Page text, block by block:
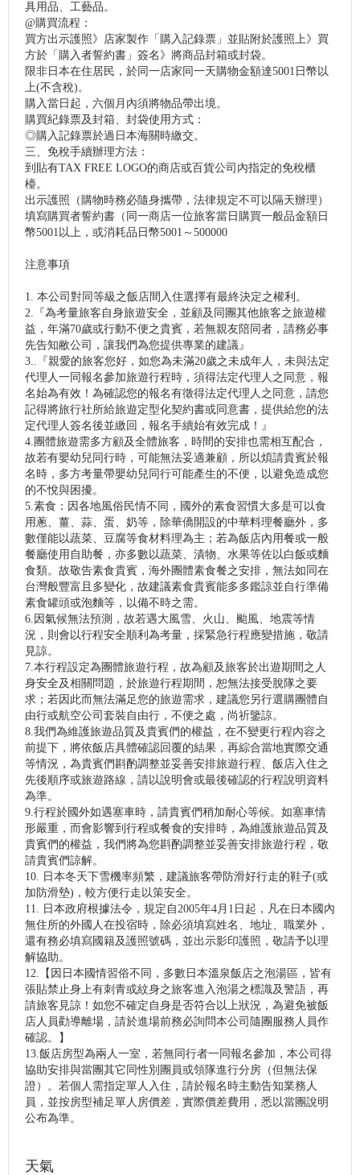
具用品、工藝品。
@購買流程：
買方出示護照》店家製作「購入記錄票」並貼附於護照上》買
方於「購入者誓約書」簽名》將商品封箱或封袋。
限非日本在住居民，於同一店家同一天購物金額達5001日幣以
上(不含稅)。
購入當日起，六個月內須將物品帶出境。
購買紀錄票及封箱、封袋使用方式：
◎購入記錄票於過日本海關時繳交。
三、免稅手續辦理方法：
到貼有TAX FREE LOGO的商店或百貨公司內指定的免稅櫃
檯。
出示護照（購物時務必隨身攜帶，法律規定不可以隔天辦理）
填寫購買者誓約書（同一商店一位旅客當日購買一般品金額日
幣5001以上，或消耗品日幣5001～500000
注意事項
1. 本公司對同等級之飯店間入住選擇有最終決定之權利。
2.『為考量旅客自身旅遊安全，並顧及同團其他旅客之旅遊權
益，年滿70歲或行動不便之貴賓，若無親友陪同者，請務必事
先告知敝公司，讓我們為您提供專業的建議』
3..『親愛的旅客您好，如您為未滿20歲之未成年人，未與法定
代理人一同報名參加旅遊行程時，須得法定代理人之同意，報
名始為有效！為確認您的報名有徵得法定代理人之同意，請您
記得將旅行社所給旅遊定型化契約書或同意書，提供給您的法
定代理人簽名後並繳回，報名手續始有效完成！』
4.團體旅遊需多方顧及全體旅客，時間的安排也需相互配合，
故若有嬰幼兒同行時，可能無法妥適兼顧，所以煩請貴賓於報
名時，多方考量帶嬰幼兒同行可能產生的不便，以避免造成您
的不悅與困擾。
5.素食：因各地風俗民情不同，國外的素食習慣大多是可以食
用蔥、薑、蒜、蛋、奶等，除華僑開設的中華料理餐廳外，多
數僅能以蔬菜、豆腐等食材料理為主；若為飯店內用餐或一般
餐廳使用自助餐，亦多數以蔬菜、漬物、水果等佐以白飯或麵
食類。故敬告素食貴賓，海外團體素食餐之安排，無法如同在
台灣般豐富且多變化，故建議素食貴賓能多多鑑諒並自行準備
素食罐頭或泡麵等，以備不時之需。
6.因氣候無法預測，故若遇大風雪、火山、颱風、地震等情
況，則會以行程安全順利為考量，採緊急行程應變措施，敬請
見諒。
7.本行程設定為團體旅遊行程，故為顧及旅客於出遊期間之人
身安全及相關問題，於旅遊行程期間，恕無法接受脫隊之要
求；若因此而無法滿足您的旅遊需求，建議您另行選購團體自
由行或航空公司套裝自由行，不便之處，尚祈鑒諒。
8.我們為維護旅遊品質及貴賓們的權益，在不變更行程內容之
前提下，將依飯店具體確認回覆的結果，再綜合當地實際交通
等情況，為貴賓們斟酌調整並妥善安排旅遊行程、飯店入住之
先後順序或旅遊路線，請以說明會或最後確認的行程說明資料
為準。
9.行程於國外如遇塞車時，請貴賓們稍加耐心等候。如塞車情
形嚴重，而會影響到行程或餐食的安排時，為維護旅遊品質及
貴賓們的權益，我們將為您斟酌調整並妥善安排旅遊行程，敬
請貴賓們諒解。
10. 日本冬天下雪機率頻繁，建議旅客帶防滑好行走的鞋子(或
加防滑墊)，較方便行走以策安全。
11. 日本政府根據法令，規定自2005年4月1日起，凡在日本國內
無住所的外國人在投宿時，除必須填寫姓名、地址、職業外，
還有務必填寫國籍及護照號碼，並出示影印護照，敬請予以理
解協助。
12.【因日本國情習俗不同，多數日本溫泉飯店之泡湯區，皆有
張貼禁止身上有刺青或紋身之旅客進入泡湯之標識及警語，再
請旅客見諒！如您不確定自身是否符合以上狀況，為避免被飯
店人員勸導離場，請於進場前務必詢問本公司隨團服務人員作
確認。】
13.飯店房型為兩人一室，若無同行者一同報名參加，本公司得
協助安排與當團其它同性別團員或領隊進行分房（但無法保
證）。若個人需指定單人入住，請於報名時主動告知業務人
員，並按房型補足單人房價差，實際價差費用，悉以當團說明
公布為準。
天氣